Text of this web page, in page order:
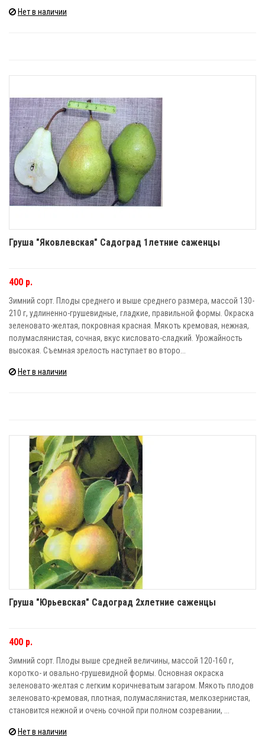
Нет в наличии
Груша "Яковлевская" Садоград 1летние саженцы
400 р.
Зимний сорт. Плоды среднего и выше среднего размера, массой 130-
210 г, удлиненно-грушевидные, гладкие, правильной формы. Окраска
зеленовато-желтая, покровная красная. Мякоть кремовая, нежная,
полумаслянистая, сочная, вкус кисловато-сладкий. Урожайность
высокая. Съемная зрелость наступает во второ...
Нет в наличии
Груша "Юрьевская" Садоград 2хлетние саженцы
400 р.
Зимний сорт. Плоды выше средней величины, массой 120-160 г,
коротко- и овально-грушевидной формы. Основная окраска
зеленовато-желтая с легким коричневатым загаром. Мякоть плодов
зеленовато-кремовая, плотная, полумаслянистая, мелкозернистая,
становится нежной и очень сочной при полном созревании, ...
Нет в наличии